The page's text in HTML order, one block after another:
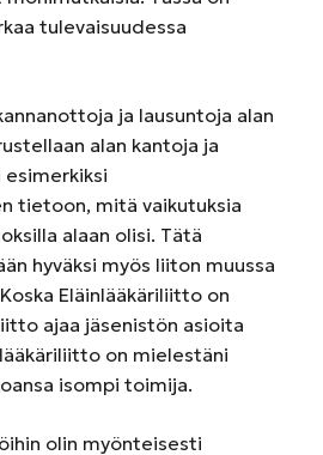
tulevaisuudessa
ja lausuntoja alan
alan kantoja ja
tietoon, mitä vaikutuksia
alaan olisi. Tätä
hyväksi myös liiton muussa
Eläinlääkäriliitto on
ajaa jäsenistön asioita
on mielestäni
isompi toimija.
olin myönteisesti